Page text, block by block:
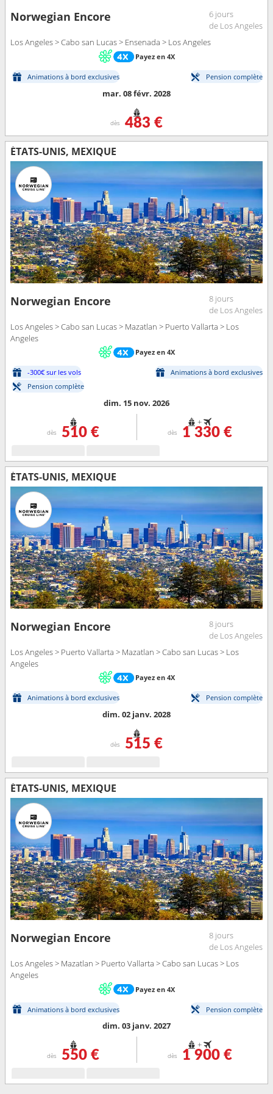
Norwegian Encore
6 jours
de Los Angeles
Los Angeles > Cabo san Lucas > Ensenada > Los Angeles
Payez en 4X
Animations à bord exclusives Pension complète
mar. 08 févr. 2028
dès 483 €
ÉTATS-UNIS, MEXIQUE
Norwegian Encore
8 jours
de Los Angeles
Los Angeles > Cabo san Lucas > Mazatlan > Puerto Vallarta > Los
Angeles
Payez en 4X
-300€ sur les vols
Animations à bord exclusives
Pension complète
dim. 15 nov. 2026
dès 510 €
+
dès 1 330 €
ÉTATS-UNIS, MEXIQUE
Norwegian Encore
8 jours
de Los Angeles
Los Angeles > Puerto Vallarta > Mazatlan > Cabo san Lucas > Los
Angeles
Payez en 4X
Animations à bord exclusives Pension complète
dim. 02 janv. 2028
dès 515 €
ÉTATS-UNIS, MEXIQUE
Norwegian Encore
8 jours
de Los Angeles
Los Angeles > Mazatlan > Puerto Vallarta > Cabo san Lucas > Los
Angeles
Payez en 4X
Animations à bord exclusives Pension complète
dim. 03 janv. 2027
dès 550 €
+
dès 1 900 €